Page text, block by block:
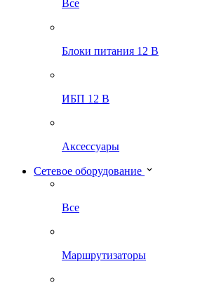
Все
Блоки питания 12 В
ИБП 12 В
Аксессуары
Сетевое оборудование
Все
Маршрутизаторы